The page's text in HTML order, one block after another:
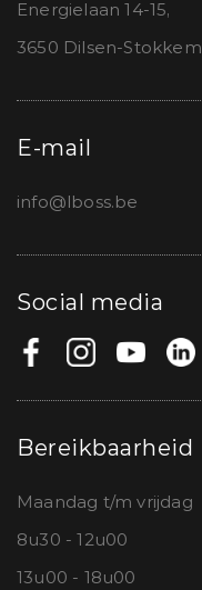
Energielaan 14-15,
3650 Dilsen-Stokkem
E-mail
info@lboss.be
Social media
Bereikbaarheid
Maandag t/m vrijdag
8u30 - 12u00
13u00 - 18u00